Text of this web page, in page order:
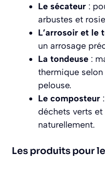
Le sécateur :
arbustes et
L’arrosoir et le
un arrosage
La tondeuse :
thermique
pelouse.
Le composteur
déchets verts
naturellement.
Les produits pour